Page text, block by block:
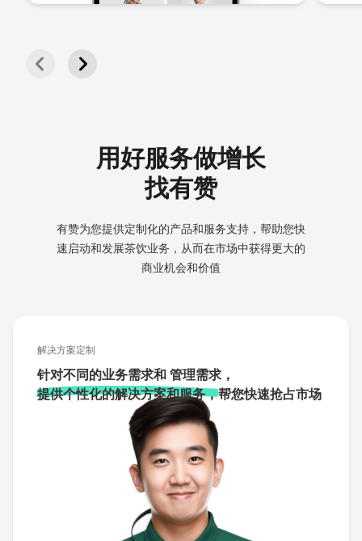
用好服务做增长
找有赞
有赞为您提供定制化的产品和服务支持，帮助您快
速启动和发展茶饮业务，从而在市场中获得更大的
商业机会和价值
解决方案定制
针对不同的业务需求和 管理需求，
提供个性化的解决方案和服务，帮您快速抢占市场